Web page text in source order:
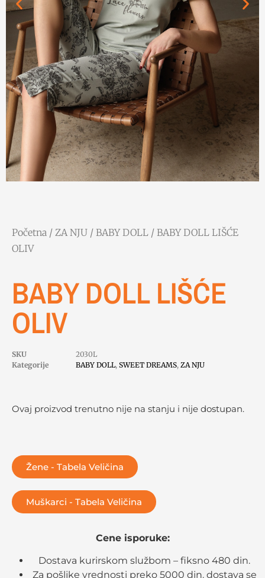
Početna / ZA NJU / BABY DOLL / BABY DOLL LIŠĆE
OLIV
BABY DOLL LIŠĆE
OLIV
SKU
2030L
Kategorije
BABY DOLL, SWEET DREAMS, ZA NJU
Ovaj proizvod trenutno nije na stanju i nije dostupan.
Žene - Tabela Veličina
Muškarci - Tabela Veličina
Cene isporuke:
Dostava kurirskom službom – fiksno 480 din.
Za pošljke vrednosti preko 5000 din. dostava se